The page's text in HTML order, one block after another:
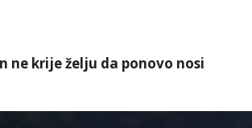
ne krije želju da ponovo nosi